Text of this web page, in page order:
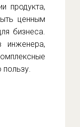
продукта,
ценным
бизнеса.
пользу.